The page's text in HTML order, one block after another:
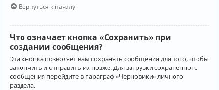
Вернуться к началу
Что означает кнопка «Сохранить» при
создании сообщения?
Эта кнопка позволяет вам сохранять сообщения для того, чтобы
закончить и отправить их позже. Для загрузки сохранённого
сообщения перейдите в параграф «Черновики» личного
раздела.